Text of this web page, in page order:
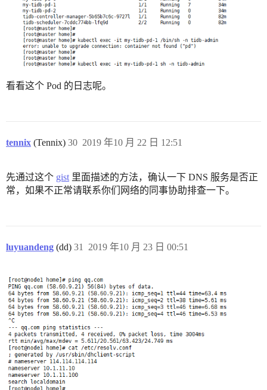
看看这个 Pod 的日志呢。
tennix (Tennix) 2019 年10 月 22 日 12:51
30
先通过这个 gist 里面描述的方法，确认一下 DNS 服务是否正
常，如果不正常请联系你们网络的同事协助排查一下。
luyuandeng (dd) 2019 年10 月 23 日 00:51
31